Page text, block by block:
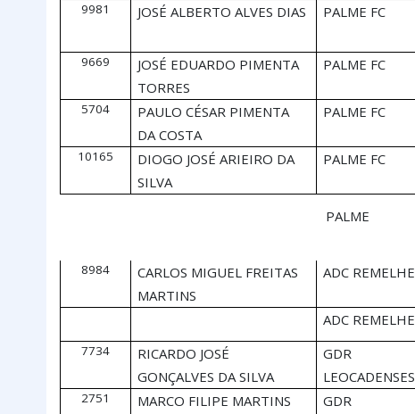
9981 JOSÉ ALBERTO ALVES DIAS PALME FC
9669
JOSÉ EDUARDO PIMENTA
TORRES
PALME FC
5704
PAULO CÉSAR PIMENTA
DA COSTA
PALME FC
10165
DIOGO JOSÉ ARIEIRO DA
SILVA
PALME FC
PALME
8984
CARLOS MIGUEL FREITAS
MARTINS
ADC REMELHE
ADC REMELHE
7734
RICARDO JOSÉ
GONÇALVES DA SILVA
GDR
LEOCADENSES
2751
MARCO FILIPE MARTINS
GDR